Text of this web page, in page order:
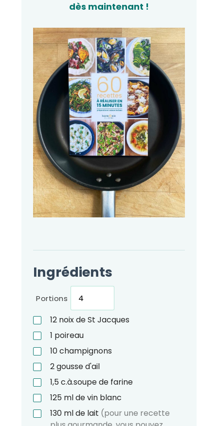
dès maintenant !
Ingrédients
Portions
12 noix de St Jacques
1 poireau
10champignons
2gousse d'ail
1,5c.à.soupede farine
125 mlde vin blanc
130 mlde lait (pour une recette